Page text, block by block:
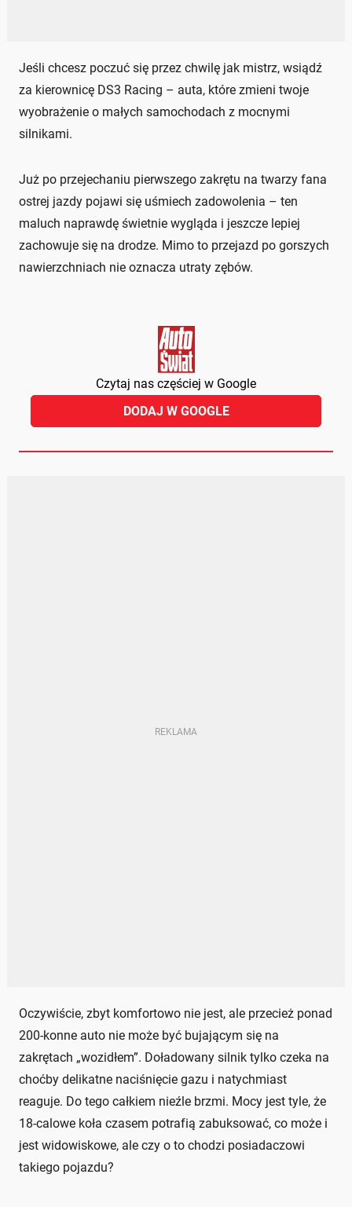
Jeśli chcesz poczuć się przez chwilę jak mistrz, wsiądź
za kierownicę DS3 Racing – auta, które zmieni twoje
wyobrażenie o małych samochodach z mocnymi
silnikami.
Już po przejechaniu pierwszego zakrętu na twarzy fana
ostrej jazdy pojawi się uśmiech zadowolenia – ten
maluch naprawdę świetnie wygląda i jeszcze lepiej
zachowuje się na drodze. Mimo to przejazd po gorszych
nawierzchniach nie oznacza utraty zębów.
Czytaj nas częściej w Google
DODAJ W GOOGLE
Oczywiście, zbyt komfortowo nie jest, ale przecież ponad
200-konne auto nie może być bujającym się na
zakrętach „wozidłem”. Doładowany silnik tylko czeka na
choćby delikatne naciśnięcie gazu i natychmiast
reaguje. Do tego całkiem nieźle brzmi. Mocy jest tyle, że
18-calowe koła czasem potrafią zabuksować, co może i
jest widowiskowe, ale czy o to chodzi posiadaczowi
takiego pojazdu?